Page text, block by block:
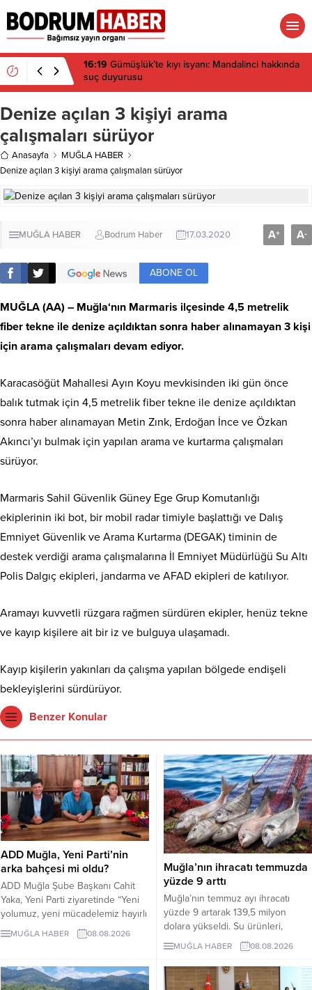
16:19 Gümüşlük’te kıyı isyanı: Mandalinci hakkında
suç duyurusu
Denize açılan 3 kişiyi arama
çalışmaları sürüyor
Anasayfa
MUĞLA HABER
Denize açılan 3 kişiyi arama çalışmaları sürüyor
MUĞLA HABER Bodrum Haber 17.03.2020 A+ A-
ABONE OL
MUĞLA (AA) – Muğla‘nın Marmaris ilçesinde 4,5 metrelik
fiber tekne ile denize açıldıktan sonra haber alınamayan 3 kişi
için arama çalışmaları devam ediyor.
Karacasöğüt Mahallesi Ayın Koyu mevkisinden iki gün önce
balık tutmak için 4,5 metrelik fiber tekne ile denize açıldıktan
sonra haber alınamayan Metin Zınk, Erdoğan İnce ve Özkan
Akıncı’yı bulmak için yapılan arama ve kurtarma çalışmaları
sürüyor.
Marmaris Sahil Güvenlik Güney Ege Grup Komutanlığı
ekiplerinin iki bot, bir mobil radar timiyle başlattığı ve Dalış
Emniyet Güvenlik ve Arama Kurtarma (DEGAK) timinin de
destek verdiği arama çalışmalarına İl Emniyet Müdürlüğü Su Altı
Polis Dalgıç ekipleri, jandarma ve AFAD ekipleri de katılıyor.
Aramayı kuvvetli rüzgara rağmen sürdüren ekipler, henüz tekne
ve kayıp kişilere ait bir iz ve bulguya ulaşamadı.
Kayıp kişilerin yakınları da çalışma yapılan bölgede endişeli
bekleyişlerini sürdürüyor.
Benzer Konular
ADD Muğla, Yeni Parti’nin
arka bahçesi mi oldu?
ADD Muğla Şube Başkanı Cahit
Yaka, Yeni Parti ziyaretinde “Yeni
yolumuz, yeni mücadelemiz hayırlı
olsun” diyerek partiye destek
MUĞLA HABER 08.08.2026
Muğla’nın ihracatı temmuzda
yüzde 9 arttı
Muğla’nın temmuz ayı ihracatı
yüzde 9 artarak 139,5 milyon
dolara yükseldi. Su ürünleri,
madencilik ve yaş meyve sebze
sektörleri ihracattaki artışta öne
çıktı.
MUĞLA HABER 08.08.2026